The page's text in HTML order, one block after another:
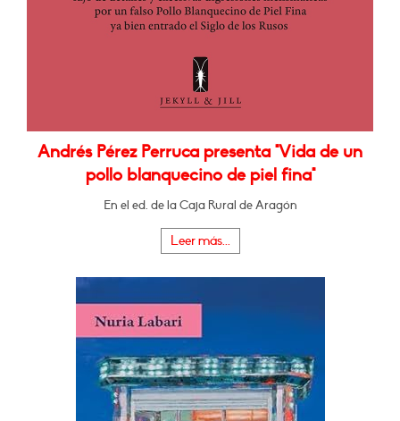
Andrés Pérez Perruca presenta "Vida de un
pollo blanquecino de piel fina"
En el ed. de la Caja Rural de Aragón
Leer más...